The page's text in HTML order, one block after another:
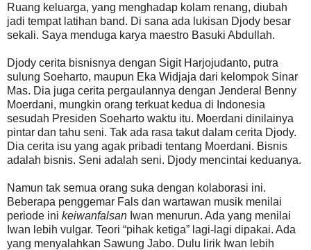
Ruang keluarga, yang menghadap kolam renang, diubah
jadi tempat latihan band. Di sana ada lukisan Djody besar
sekali. Saya menduga karya maestro Basuki Abdullah.
Djody cerita bisnisnya dengan Sigit Harjojudanto, putra
sulung Soeharto, maupun Eka Widjaja dari kelompok Sinar
Mas. Dia juga cerita pergaulannya dengan Jenderal Benny
Moerdani, mungkin orang terkuat kedua di Indonesia
sesudah Presiden Soeharto waktu itu. Moerdani dinilainya
pintar dan tahu seni. Tak ada rasa takut dalam cerita Djody.
Dia cerita isu yang agak pribadi tentang Moerdani. Bisnis
adalah bisnis. Seni adalah seni. Djody mencintai keduanya.
Namun tak semua orang suka dengan kolaborasi ini.
Beberapa penggemar Fals dan wartawan musik menilai
periode ini keiwanfalsan Iwan menurun. Ada yang menilai
Iwan lebih vulgar. Teori “pihak ketiga” lagi-lagi dipakai. Ada
yang menyalahkan Sawung Jabo. Dulu lirik Iwan lebih